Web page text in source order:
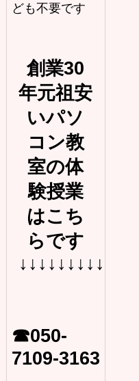
ども不要です
創業30
年元祖安
いパソ
コン教
室の体
験授業
はこち
らです
↓↓↓↓↓↓↓↓↓
☎050-
7109-3163